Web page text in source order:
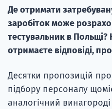
Де отримати
заробіток може
тестувальник в Польщі?
отримаєте відповіді,
Десятки пропозицій
підбору персоналу
аналогічний